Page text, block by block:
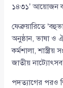
১৪৩১’ আয়োজন
ফেব্রুয়ারিতে
অনুষ্ঠান, ভাষা ও
কর্মশালা,
জাতীয়
পদত্যাগের পরও